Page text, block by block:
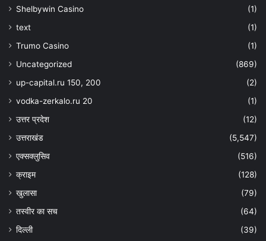
Shelbywin Casino
(1)
text
(1)
Trumo Casino
(1)
Uncategorized
(869)
up-capital.ru 150, 200
(2)
vodka-zerkalo.ru 20
(1)
उत्तर प्रदेश
(12)
उत्तराखंड
(5,547)
एक्सक्लुसिव
(516)
क्राइम
(128)
खुलासा
(79)
तस्वीर का सच
(64)
दिल्ली
(39)